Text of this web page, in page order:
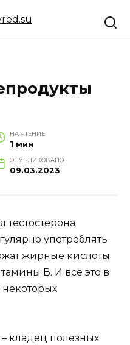
НА ЧТЕНИЕ
1 мин
ОПУБЛИКОВАНО
09.03.2023
употреблять
жирные кислоты
В. И все это в
кладец полезных